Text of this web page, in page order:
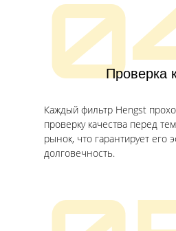
Проверка
Каждый фильтр Hengst
проверку качества перед
рынок, что гарантирует его
долговечность.